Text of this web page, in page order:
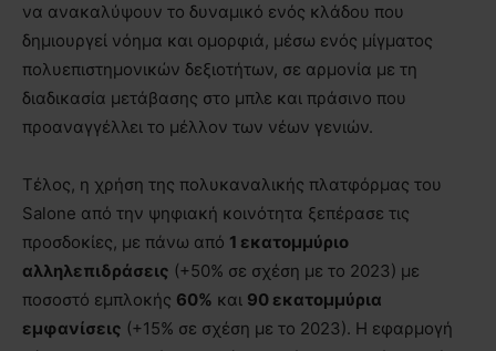
να ανακαλύψουν το δυναμικό ενός κλάδου που
δημιουργεί νόημα και ομορφιά, μέσω ενός μίγματος
πολυεπιστημονικών δεξιοτήτων, σε αρμονία με τη
διαδικασία μετάβασης στο μπλε και πράσινο που
προαναγγέλλει το μέλλον των νέων γενιών.
Τέλος, η χρήση της πολυκαναλικής πλατφόρμας του
Salone από την ψηφιακή κοινότητα ξεπέρασε τις
προσδοκίες, με πάνω από 1 εκατομμύριο
αλληλεπιδράσεις (+50% σε σχέση με το 2023) με
ποσοστό εμπλοκής 60% και 90 εκατομμύρια
εμφανίσεις (+15% σε σχέση με το 2023). Η εφαρμογή